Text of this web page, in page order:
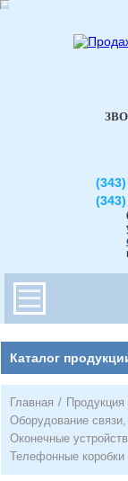
(343)
(343)
Каталог
Главная / Продукция
Оборудование
Оконечные
Телефонные